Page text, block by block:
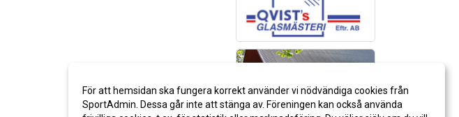
För att hemsidan ska fungera korrekt använder vi nödvändiga cookies från
SportAdmin. Dessa går inte att stänga av. Föreningen kan också använda